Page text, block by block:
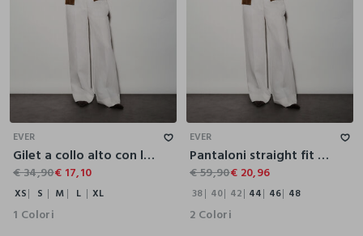
L
XL
EVER
Gilet a collo alto con lavorazione a trecce donna
€ 34,90€ 17,10
XS S M L XL
1 Colori
44 46 48
EVER
Pantaloni straight fit donna
€ 59,90€ 20,96
38 40 42 44 46 48
2 Colori